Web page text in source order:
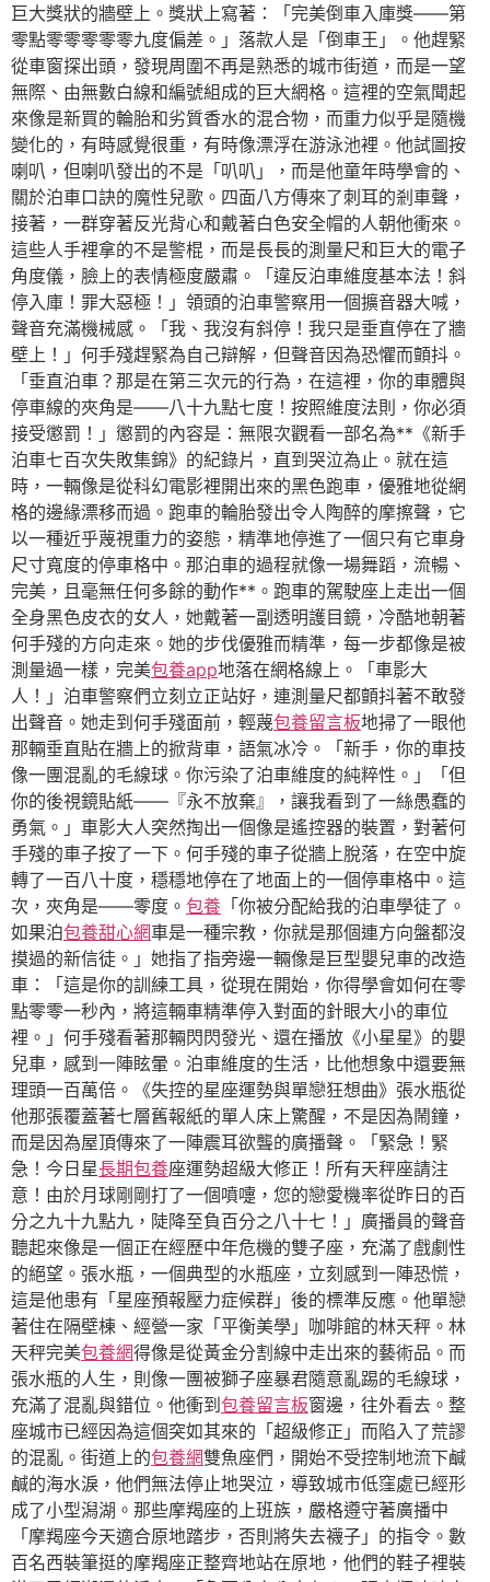
巨大獎狀的牆壁上。獎狀上寫著：「完美倒車入庫獎——第
零點零零零零零九度偏差。」落款人是「倒車王」。他趕緊
從車窗探出頭，發現周圍不再是熟悉的城市街道，而是一望
無際、由無數白線和編號組成的巨大網格。這裡的空氣聞起
來像是新買的輪胎和劣質香水的混合物，而重力似乎是隨機
變化的，有時感覺很重，有時像漂浮在游泳池裡。他試圖按
喇叭，但喇叭發出的不是「叭叭」，而是他童年時學會的、
關於泊車口訣的魔性兒歌。四面八方傳來了刺耳的剎車聲，
接著，一群穿著反光背心和戴著白色安全帽的人朝他衝來。
這些人手裡拿的不是警棍，而是長長的測量尺和巨大的電子
角度儀，臉上的表情極度嚴肅。「違反泊車維度基本法！斜
停入庫！罪大惡極！」領頭的泊車警察用一個擴音器大喊，
聲音充滿機械感。「我、我沒有斜停！我只是垂直停在了牆
壁上！」何手殘趕緊為自己辯解，但聲音因為恐懼而顫抖。
「垂直泊車？那是在第三次元的行為，在這裡，你的車體與
停車線的夾角是——八十九點七度！按照維度法則，你必須
接受懲罰！」懲罰的內容是：無限次觀看一部名為**《新手
泊車七百次失敗集錦》的紀錄片，直到哭泣為止。就在這
時，一輛像是從科幻電影裡開出來的黑色跑車，優雅地從網
格的邊緣漂移而過。跑車的輪胎發出令人陶醉的摩擦聲，它
以一種近乎蔑視重力的姿態，精準地停進了一個只有它車身
尺寸寬度的停車格中。那泊車的過程就像一場舞蹈，流暢、
完美，且毫無任何多餘的動作**。跑車的駕駛座上走出一個
全身黑色皮衣的女人，她戴著一副透明護目鏡，冷酷地朝著
何手殘的方向走來。她的步伐優雅而精準，每一步都像是被
測量過一樣，完美包養app地落在網格線上。「車影大
人！」泊車警察們立刻立正站好，連測量尺都顫抖著不敢發
出聲音。她走到何手殘面前，輕蔑包養留言板地掃了一眼他
那輛垂直貼在牆上的掀背車，語氣冰冷。「新手，你的車技
像一團混亂的毛線球。你污染了泊車維度的純粹性。」「但
你的後視鏡貼紙——『永不放棄』，讓我看到了一絲愚蠢的
勇氣。」車影大人突然掏出一個像是遙控器的裝置，對著何
手殘的車子按了一下。何手殘的車子從牆上脫落，在空中旋
轉了一百八十度，穩穩地停在了地面上的一個停車格中。這
次，夾角是——零度。 包養 「你被分配給我的泊車學徒了。
如果泊包養甜心網車是一種宗教，你就是那個連方向盤都沒
摸過的新信徒。」她指了指旁邊一輛像是巨型嬰兒車的改造
車：「這是你的訓練工具，從現在開始，你得學會如何在零
點零零一秒內，將這輛車精準停入對面的針眼大小的車位
裡。」何手殘看著那輛閃閃發光、還在播放《小星星》的嬰
兒車，感到一陣眩暈。泊車維度的生活，比他想象中還要無
理頭一百萬倍。《失控的星座運勢與單戀狂想曲》張水瓶從
他那張覆蓋著七層舊報紙的單人床上驚醒，不是因為鬧鐘，
而是因為屋頂傳來了一陣震耳欲聾的廣播聲。「緊急！緊
急！今日星長期包養座運勢超級大修正！所有天秤座請注
意！由於月球剛剛打了一個噴嚏，您的戀愛機率從昨日的百
分之九十九點九，陡降至負百分之八十七！」廣播員的聲音
聽起來像是一個正在經歷中年危機的雙子座，充滿了戲劇性
的絕望。張水瓶，一個典型的水瓶座，立刻感到一陣恐慌，
這是他患有「星座預報壓力症候群」後的標準反應。他單戀
著住在隔壁棟、經營一家「平衡美學」咖啡館的林天秤。林
天秤完美包養網得像是從黃金分割線中走出來的藝術品。而
張水瓶的人生，則像一團被獅子座暴君隨意亂踢的毛線球，
充滿了混亂與錯位。他衝到包養留言板窗邊，往外看去。整
座城市已經因為這個突如其來的「超級修正」而陷入了荒謬
的混亂。街道上的包養網雙魚座們，開始不受控制地流下鹹
鹹的海水淚，他們無法停止地哭泣，導致城市低窪處已經形
成了小型潟湖。那些摩羯座的上班族，嚴格遵守著廣播中
「摩羯座今天適合原地踏步，否則將失去襪子」的指令。數
百名西裝筆挺的摩羯座正整齊地站在原地，他們的鞋子裡裝